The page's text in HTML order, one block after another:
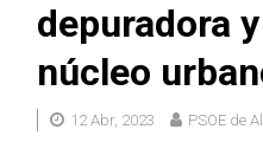
depuradora
núcleo
12 Abr, 2023 PSOE de